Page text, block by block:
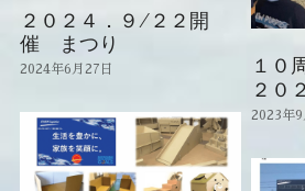
光輪ロジ新聞記事
光輪ショップ
ブログ
２０２４．９/２２開
催 まつり
2024年6月27日
１０
２０
2023年9